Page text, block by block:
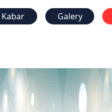
Kabar Galery